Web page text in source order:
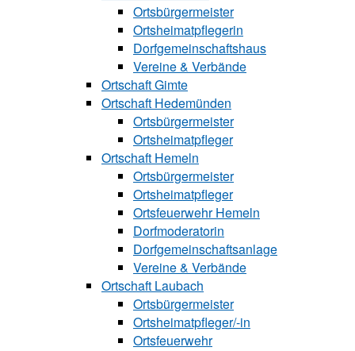
Ortsbürgermeister
Ortsheimatpflegerin
Dorfgemeinschaftshaus
Vereine & Verbände
Ortschaft Gimte
Ortschaft Hedemünden
Ortsbürgermeister
Ortsheimatpfleger
Ortschaft Hemeln
Ortsbürgermeister
Ortsheimatpfleger
Ortsfeuerwehr Hemeln
Dorfmoderatorin
Dorfgemeinschaftsanlage
Vereine & Verbände
Ortschaft Laubach
Ortsbürgermeister
Ortsheimatpfle‍ger/-in
Ortsfeuerwehr